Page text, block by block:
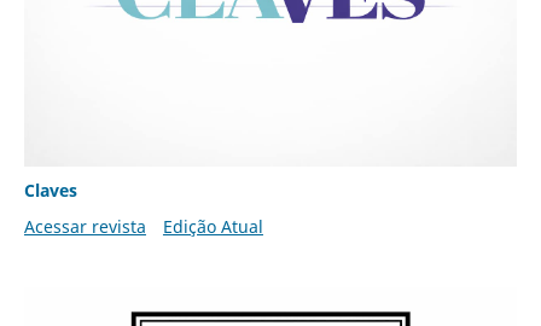
Claves
Acessar revista
Edição Atual